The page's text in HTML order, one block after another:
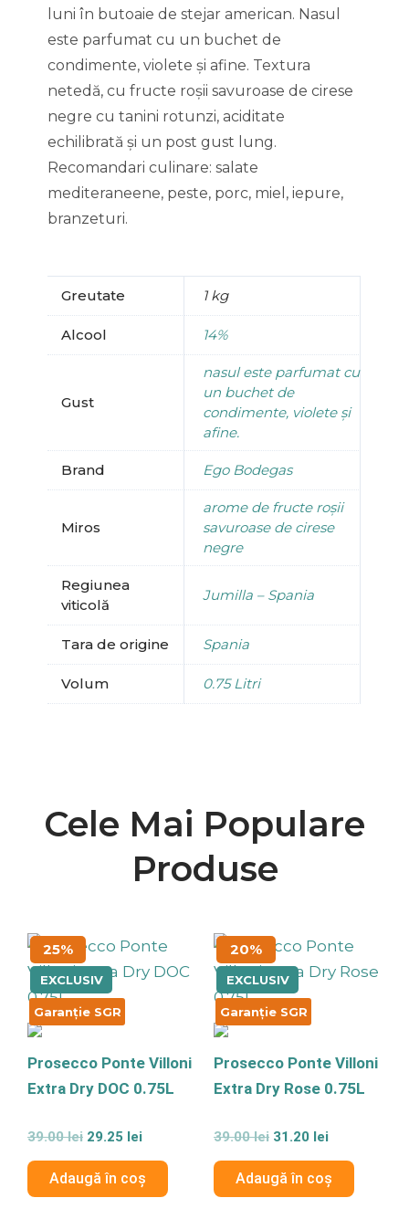
luni în butoaie de stejar american. Nasul
este parfumat cu un buchet de
condimente, violete și afine. Textura
netedă, cu fructe roșii savuroase de cirese
negre cu tanini rotunzi, aciditate
echilibrată și un post gust lung.
Recomandari culinare: salate
mediteraneene, peste, porc, miel, iepure,
branzeturi.
Greutate 1 kg
Alcool 14%
Gust
nasul este parfumat cu
un buchet de
condimente, violete și
afine.
Brand Ego Bodegas
Miros
arome de fructe roșii
savuroase de cirese
negre
Regiunea
viticolă
Jumilla – Spania
Tara de origine Spania
Volum 0.75 Litri
Cele Mai Populare
Produse
25%
EXCLUSIV
Garanție SGR
Prosecco Ponte Villoni
Extra Dry DOC 0.75L
Evaluat
0
39.00lei
Prețul
a
fost:
39.00 lei.
29.25 lei
Prețul
este:
Adaugă în coș
20%
EXCLUSIV
Garanție SGR
Prosecco Ponte Villoni
Extra Dry Rose 0.75L
Evaluat
0
39.00lei
Prețul
inițial
a
fost:
39.00 lei.
31.20 lei
Prețul
este:
Adaugă în coș